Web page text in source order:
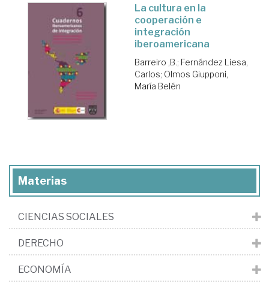
La cultura en la
cooperación e
integración
iberoamericana
Barreiro ,B.; Fernández Liesa,
Carlos; Olmos Giupponi,
María Belén
Materias
CIENCIAS SOCIALES
DERECHO
ECONOMÍA